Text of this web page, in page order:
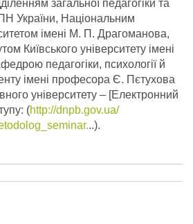
загальної педагогіки та
України, Національним
імені М. П. Драгоманова,
Київського університету імені
педагогіки, психології й
імені професора Є. Пєтухова
університету – [Електронний
(http://dnpb.gov.ua/
..).